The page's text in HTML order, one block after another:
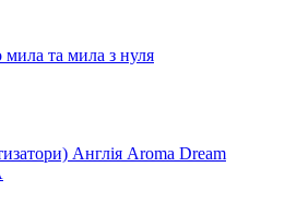
та мила з нуля
Англія Aroma Dream